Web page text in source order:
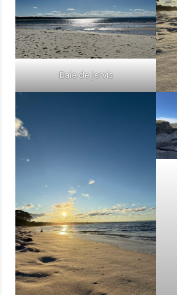
Baie de Jervis